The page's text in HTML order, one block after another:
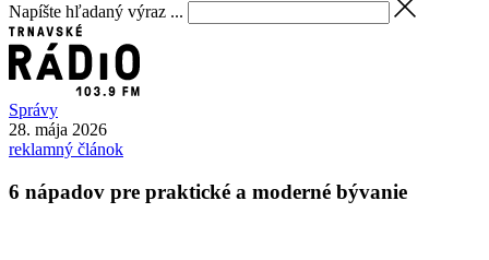
Napíšte hľadaný výraz ...
Správy
28. mája 2026
reklamný článok
6 nápadov pre praktické a moderné bývanie